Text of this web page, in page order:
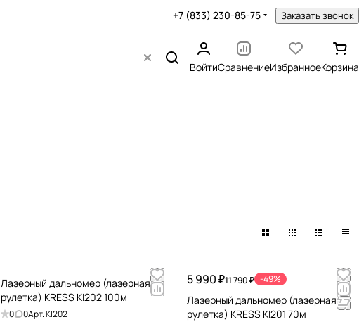
+7 (833) 230-85-75 Заказать звонок
ВойтиСравнениеИзбранноеКорзина
Лазерный дальномер (лазерная
рулетка) KRESS KI202 100м
0 0Арт.KI202
5 990 ₽11 790 ₽ -49%
Лазерный дальномер (лазерная
рулетка) KRESS KI201 70м